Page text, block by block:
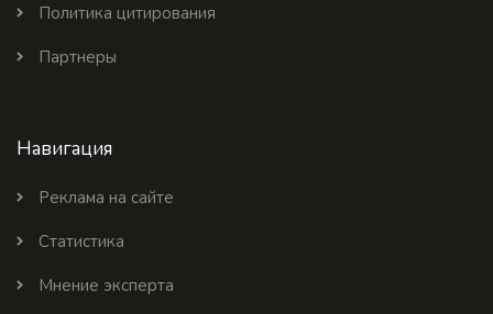
Политика цитирования
Партнеры
Навигация
Реклама на сайте
Статистика
Мнение эксперта